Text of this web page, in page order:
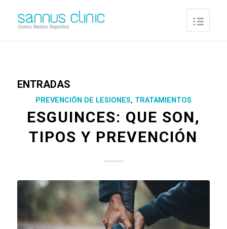
ENTRADAS
PREVENCIÓN DE LESIONES, TRATAMIENTOS
ESGUINCES: QUE SON,
TIPOS Y PREVENCIÓN